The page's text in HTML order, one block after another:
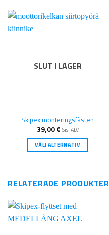
SLUT I LAGER
Skipex monteringsfästen
39,00 € Sis. ALV
VÄLJ ALTERNATIV
har
varianter.
De
RELATERADE PRODUKTER